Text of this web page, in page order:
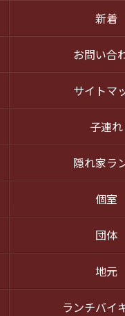
新着
お問い合
サイトマ
子連れ
隠れ家ラ
個室
団体
地元
ランチバイ